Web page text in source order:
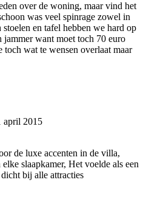
over de woning, maar vind het
was veel spinrage zowel in
en tafel hebben we hard op
jammer want moet toch 70 euro
toch wat te wensen overlaat maar
april 2015
de luxe accenten in de villa,
slaapkamer, Het voelde als een
bij alle attracties